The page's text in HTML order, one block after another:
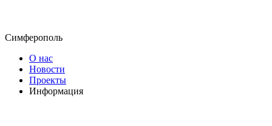
Симферополь
О нас
Новости
Проекты
Информация